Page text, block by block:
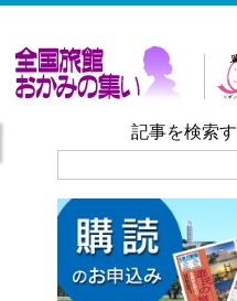
記事を検索